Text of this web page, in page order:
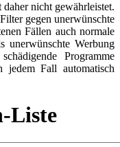
nicht gewährleistet.
gegen unerwünschte
Fällen auch normale
unerwünschte Werbung
Programme
Fall automatisch
Liste